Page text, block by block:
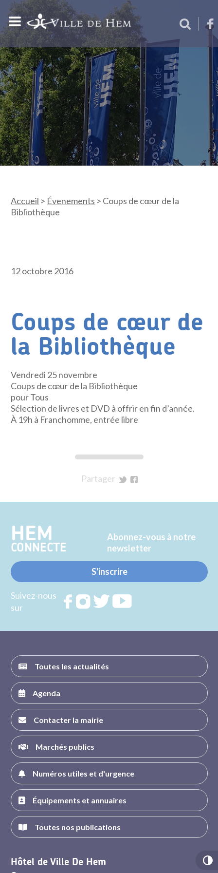
Accueil > Évenements > Coups de cœur de la
Bibliothèque
12 octobre 2016
Coups de cœur de
la Bibliothèque
Vendredi 25 novembre
Coups de cœur de la Bibliothèque
pour Tous
Sélection de livres et DVD à offrir en fin d’année.
À 19h à Franchomme, entrée libre
Partager
Twitter
Facebook
HEM
CONNECTE
Abonnez-vous à notre
newsletter
S'inscrire
Suivez-nous
sur
RejoignezRejoignezRejoignez
Toutes les actualités
Agenda
Contacter la mairie
Marchés publics
Numéros utiles et d'urgence
Équipements et annuaires
Toutes nos publications
Hôtel de Ville De Hem